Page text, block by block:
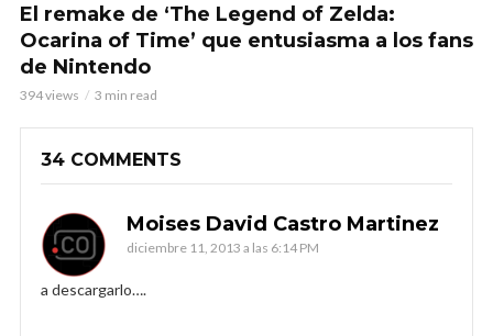
El remake de ‘The Legend of Zelda:
Ocarina of Time’ que entusiasma a los fans
de Nintendo
394 views 3 min read
34 COMMENTS
Moises David Castro Martinez
diciembre 11, 2013 a las 6:14 PM
a descargarlo….